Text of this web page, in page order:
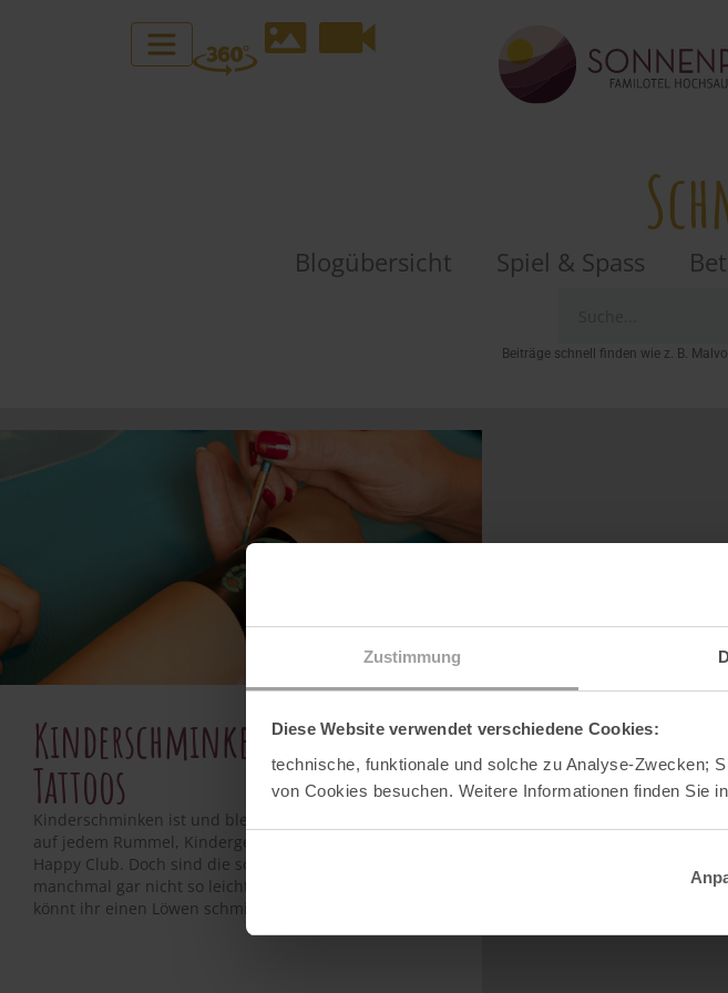
Zustimmung
Diese Website verwendet verschiedene Cookies:
technische, funktionale und solche zu Analyse-Zwecken;
von Cookies besuchen. Weitere Informationen finden Sie
Blogübersicht Spiel & Spass
Beiträge schnell finden wie z. B.
Kinderschminken Arm-
Tattoos
Kinderschminken ist und bleibt ein großes Highlight
auf jedem Rummel, Kindergeburtstag, aber auch im
Happy Club. Doch sind die schwierigen Motive
manchmal gar nicht so leicht nachzumachen… Oder
könnt ihr einen Löwen schminken? Wer sich ...